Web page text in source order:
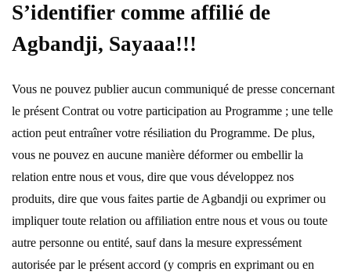
S’identifier comme affilié de
Agbandji, Sayaaa!!!
Vous ne pouvez publier aucun communiqué de presse concernant
le présent Contrat ou votre participation au Programme ; une telle
action peut entraîner votre résiliation du Programme. De plus,
vous ne pouvez en aucune manière déformer ou embellir la
relation entre nous et vous, dire que vous développez nos
produits, dire que vous faites partie de Agbandji ou exprimer ou
impliquer toute relation ou affiliation entre nous et vous ou toute
autre personne ou entité, sauf dans la mesure expressément
autorisée par le présent accord (y compris en exprimant ou en